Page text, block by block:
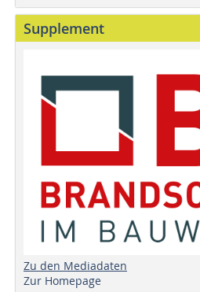
Supplement
Zu den Mediadaten
Zur Homepage